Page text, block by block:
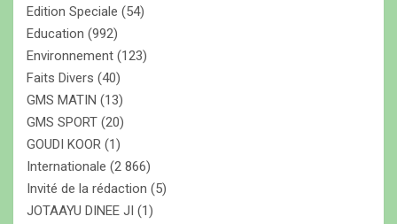
Edition Speciale (54)
Education (992)
Environnement (123)
Faits Divers (40)
GMS MATIN (13)
GMS SPORT (20)
GOUDI KOOR (1)
Internationale (2 866)
Invité de la rédaction (5)
JOTAAYU DINEE JI (1)